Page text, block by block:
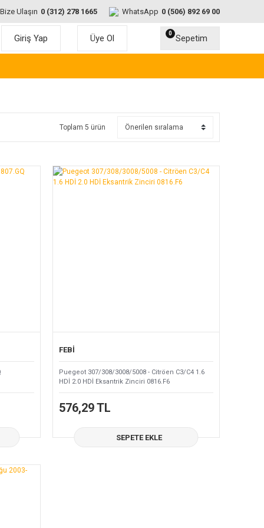
Bize Ulaşın 0 (312) 278 1665 WhatsApp 0 (506) 892 69 00
Giriş Yap Üye Ol 0 Sepetim
Toplam 5 ürün
FEBİ
Puegeot 307/308/3008/5008 - Citröen C3/C4 1.6
HDİ 2.0 HDİ Eksantrik Zinciri 0816.F6
576,29 TL
SEPETE EKLE